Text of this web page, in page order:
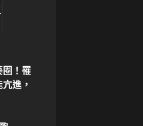
！罹
進，